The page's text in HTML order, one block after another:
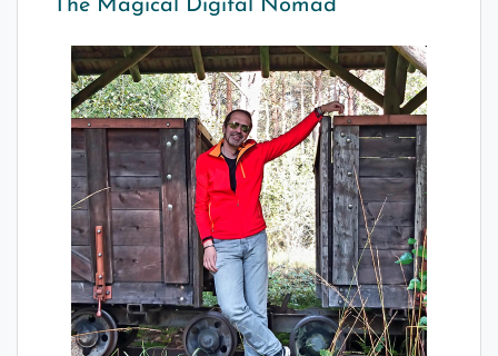
The Magical Digital Nomad